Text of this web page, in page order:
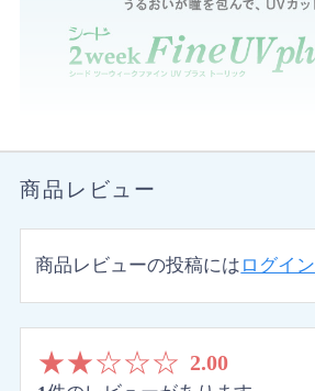
商品レビュー
商品レビューの投稿には ログイン
★★☆☆☆ 2.00